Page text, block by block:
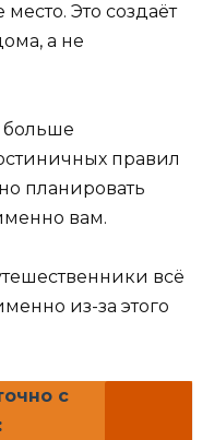
Это создаёт
а не
больше
правил
планировать
вам.
всё
из-за этого
с